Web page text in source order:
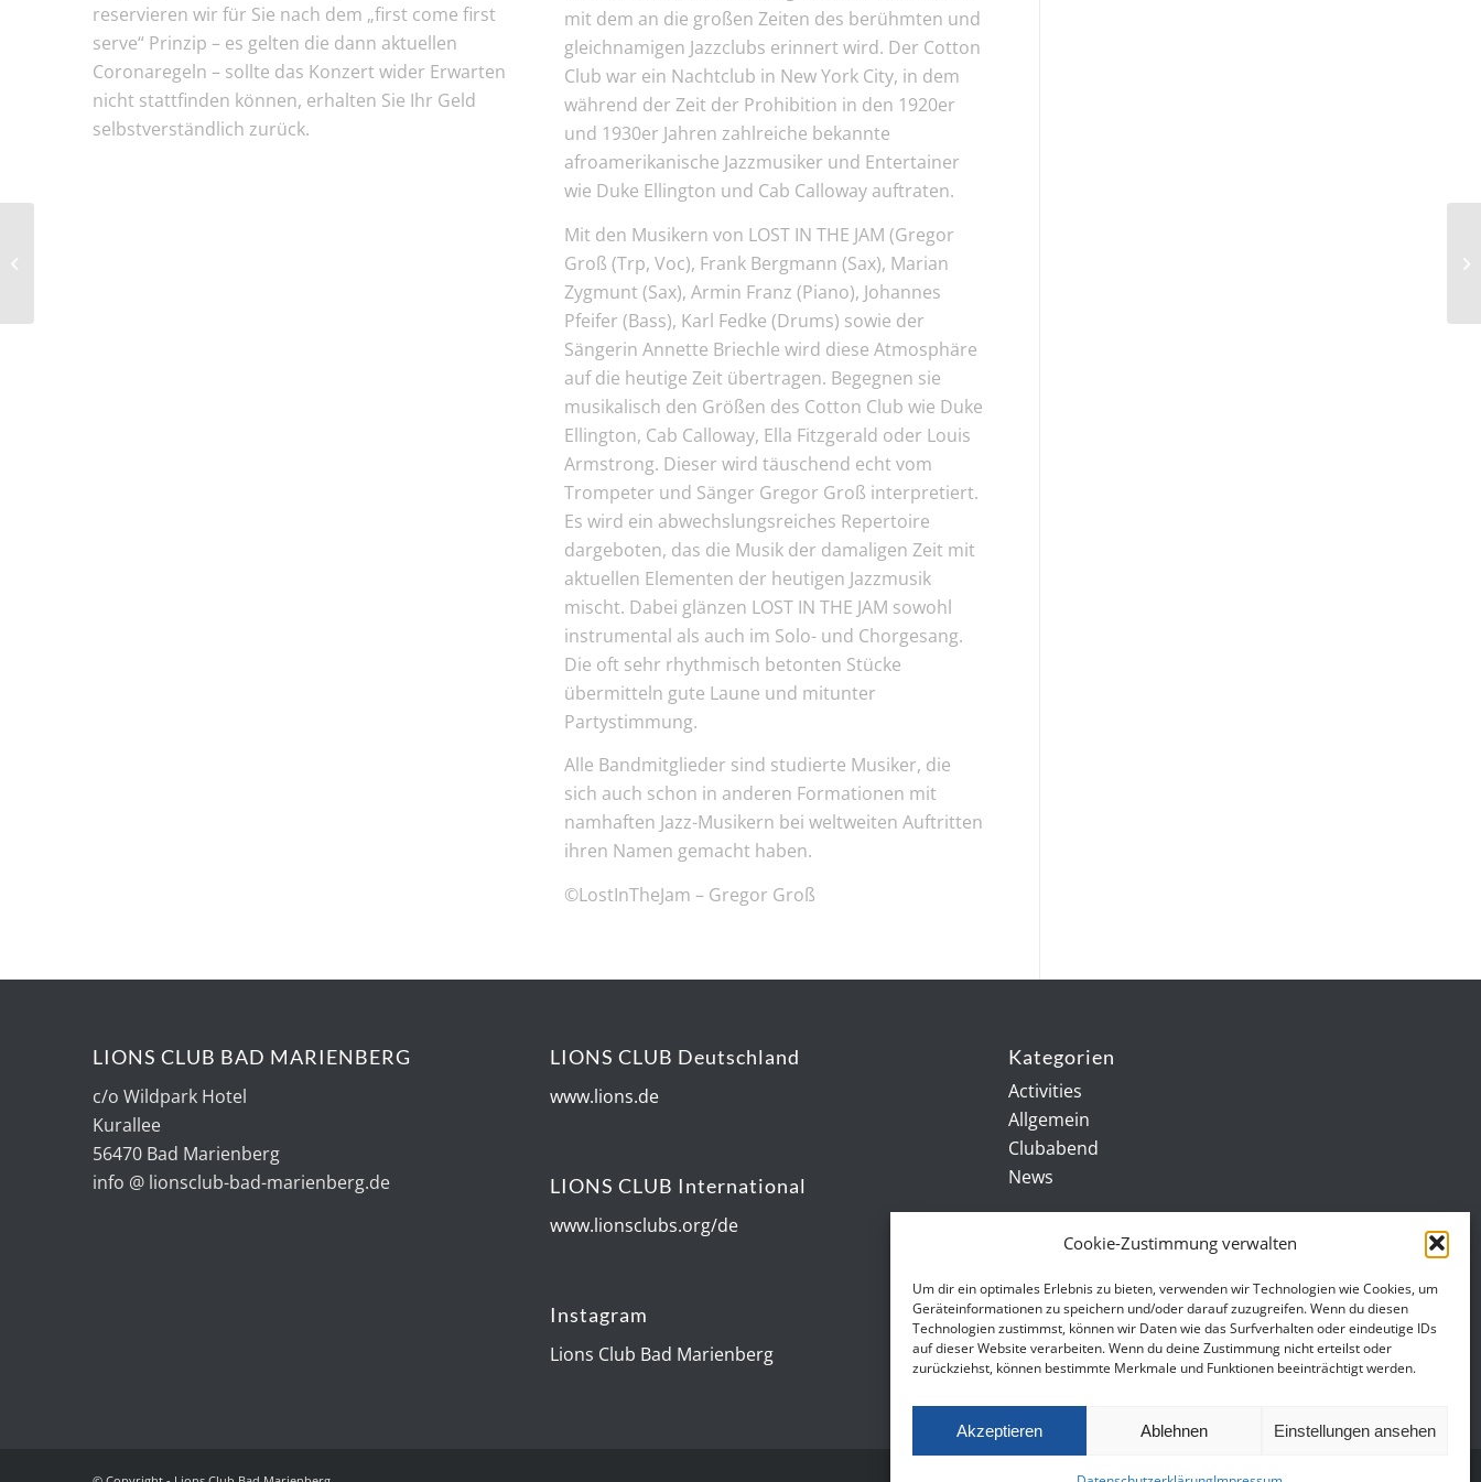
Cookie-Zustimmung verwalten
Um dir ein optimales Erlebnis zu bieten, verwenden wir Technologien wie Cookies, um
Geräteinformationen zu speichern und/oder darauf zuzugreifen. Wenn du diesen
Technologien zustimmst, können wir Daten wie das Surfverhalten oder eindeutige IDs
auf dieser Website verarbeiten. Wenn du deine Zustimmung nicht erteilst oder
zurückziehst, können bestimmte Merkmale und Funktionen beeinträchtigt werden.
Akzeptieren Ablehnen Einstellungen ansehen
reservieren wir für Sie nach dem „first come first
serve“ Prinzip – es gelten die dann aktuellen
Coronaregeln – sollte das Konzert wider Erwarten
nicht stattfinden können, erhalten Sie Ihr Geld
selbstverständlich zurück.
mit dem an die großen Zeiten des berühmten und
gleichnamigen Jazzclubs erinnert wird. Der Cotton
Club war ein Nachtclub in New York City, in dem
während der Zeit der Prohibition in den 1920er
und 1930er Jahren zahlreiche bekannte
afroamerikanische Jazzmusiker und Entertainer
wie Duke Ellington und Cab Calloway auftraten.
Mit den Musikern von LOST IN THE JAM (Gregor
Groß (Trp, Voc), Frank Bergmann (Sax), Marian
Zygmunt (Sax), Armin Franz (Piano), Johannes
Pfeifer (Bass), Karl Fedke (Drums) sowie der
Sängerin Annette Briechle wird diese Atmosphäre
auf die heutige Zeit übertragen. Begegnen sie
musikalisch den Größen des Cotton Club wie Duke
Ellington, Cab Calloway, Ella Fitzgerald oder Louis
Armstrong. Dieser wird täuschend echt vom
Trompeter und Sänger Gregor Groß interpretiert.
Es wird ein abwechslungsreiches Repertoire
dargeboten, das die Musik der damaligen Zeit mit
aktuellen Elementen der heutigen Jazzmusik
mischt. Dabei glänzen LOST IN THE JAM sowohl
instrumental als auch im Solo- und Chorgesang.
Die oft sehr rhythmisch betonten Stücke
übermitteln gute Laune und mitunter
Partystimmung.
Alle Bandmitglieder sind studierte Musiker, die
sich auch schon in anderen Formationen mit
namhaften Jazz-Musikern bei weltweiten Auftritten
ihren Namen gemacht haben.
©LostInTheJam – Gregor Groß
LIONS CLUB BAD MARIENBERG
c/o Wildpark Hotel
Kurallee
56470 Bad Marienberg
info @ lionsclub-bad-marienberg.de
LIONS CLUB Deutschland
www.lions.de
LIONS CLUB International
www.lionsclubs.org/de
Instagram
Lions Club Bad Marienberg
Kategorien
Activities
Allgemein
Clubabend
News